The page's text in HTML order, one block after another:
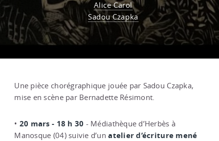
Alice Carol
Sadou Czapka
Une pièce chorégraphique jouée par Sadou Czapka,
mise en scène par Bernadette Résimont.
• 20 mars - 18 h 30 - Médiathèque d’Herbès à
Manosque (04) suivie d’unatelier d’écriture mené